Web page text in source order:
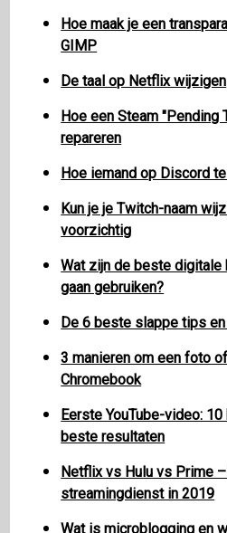
Hoe maak je een
GIMP
De taal op Netflix wijzigen
Hoe een Steam "Pending
repareren
Hoe iemand op Discord
Kun je je Twitch-naam
voorzichtig
Wat zijn de beste
gaan gebruiken?
De 6 beste slappe tips
3 manieren om een ​​foto
Chromebook
Eerste YouTube-video:
beste resultaten
Netflix vs Hulu vs Prime
streamingdienst in 2019
Wat is microblogging en